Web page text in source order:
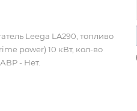
Leega LA290, топливо
power) 10 кВт, кол-во
- Нет.